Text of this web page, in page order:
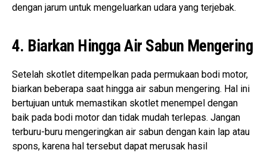
dengan jarum untuk mengeluarkan udara yang terjebak.
4. Biarkan Hingga Air Sabun Mengering
Setelah skotlet ditempelkan pada permukaan bodi motor,
biarkan beberapa saat hingga air sabun mengering. Hal ini
bertujuan untuk memastikan skotlet menempel dengan
baik pada bodi motor dan tidak mudah terlepas. Jangan
terburu-buru mengeringkan air sabun dengan kain lap atau
spons, karena hal tersebut dapat merusak hasil